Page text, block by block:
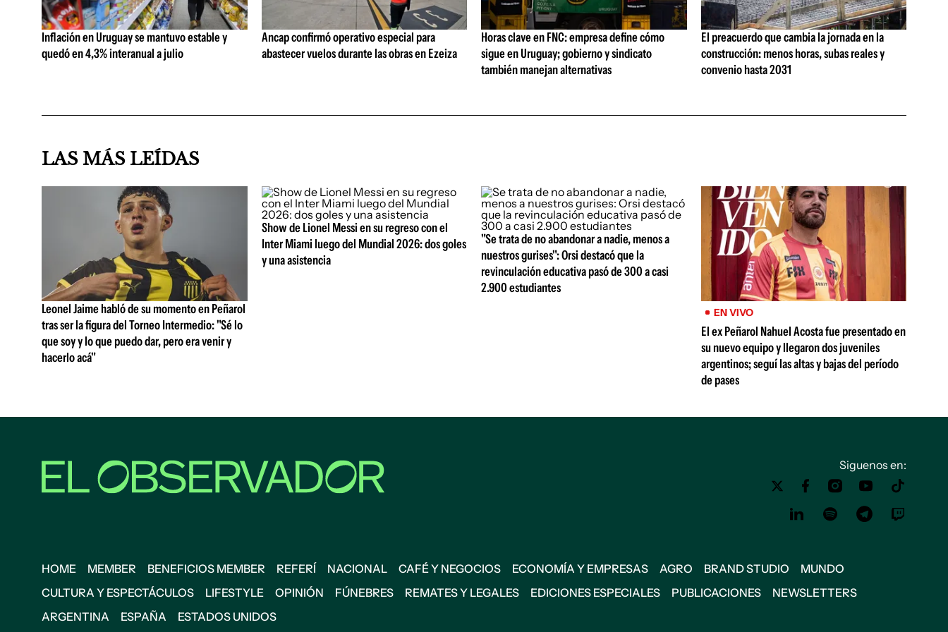
Inflación en Uruguay se mantuvo estable y
quedó en 4,3% interanual a julio
Ancap confirmó operativo especial para
abastecer vuelos durante las obras en Ezeiza
Horas clave en FNC: empresa define cómo
sigue en Uruguay; gobierno y sindicato
también manejan alternativas
El preacuerdo que cambia la jornada en la
construcción: menos horas, subas reales y
convenio hasta 2031
LAS MÁS LEÍDAS
Leonel Jaime habló de su momento en Peñarol
tras ser la figura del Torneo Intermedio: "Sé lo
que soy y lo que puedo dar, pero era venir y
hacerlo acá"
Show de Lionel Messi en su regreso con el
Inter Miami luego del Mundial 2026: dos goles
y una asistencia
"Se trata de no abandonar a nadie, menos a
nuestros gurises": Orsi destacó que la
revinculación educativa pasó de 300 a casi
2.900 estudiantes
EN VIVO
El ex Peñarol Nahuel Acosta fue presentado en
su nuevo equipo y llegaron dos juveniles
argentinos; seguí las altas y bajas del período
de pases
Siguenos en:
HOME MEMBER BENEFICIOS MEMBER REFERÍ NACIONAL CAFÉ Y NEGOCIOS ECONOMÍA Y EMPRESAS AGRO BRAND STUDIO
MUNDO
CULTURA Y ESPECTÁCULOS
LIFESTYLE OPINIÓN FÚNEBRES REMATES Y LEGALES EDICIONES ESPECIALES PUBLICACIONES
NEWSLETTERS
ARGENTINA
ESPAÑA ESTADOS UNIDOS